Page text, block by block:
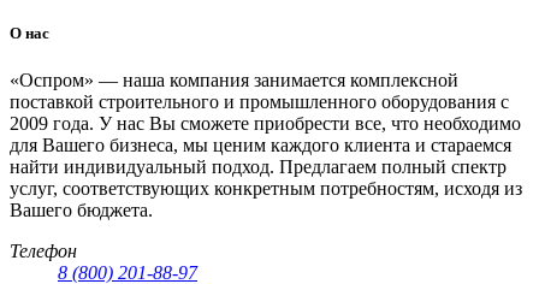
О нас
«Оспром» — наша компания занимается комплексной
поставкой строительного и промышленного оборудования с
2009 года. У нас Вы сможете приобрести все, что необходимо
для Вашего бизнеса, мы ценим каждого клиента и стараемся
найти индивидуальный подход. Предлагаем полный спектр
услуг, соответствующих конкретным потребностям, исходя из
Вашего бюджета.
Телефон
8 (800) 201-88-97